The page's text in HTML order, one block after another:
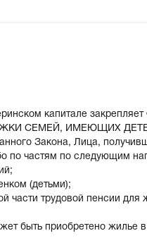
капитале
СЕМЕЙ, ИМЕЮЩИХ
Закона, Лица,
по частям по следующим
(детьми);
части трудовой пенсии
быть приобретено жилье в